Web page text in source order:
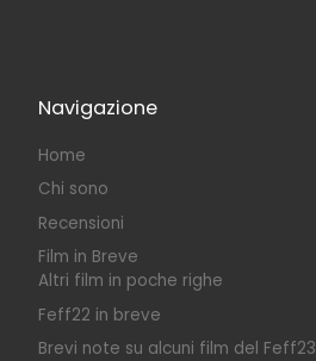
Navigazione
Home
Chi sono
Recensioni
Film in Breve
Altri film in poche righe
Feff22 in breve
Brevi note su alcuni film del Feff23